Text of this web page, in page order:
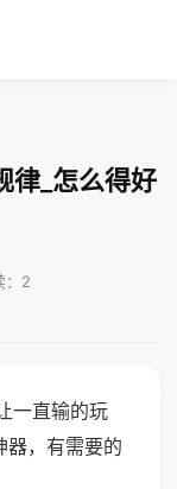
律_怎么得好
：2
一直输的玩
器，有需要的